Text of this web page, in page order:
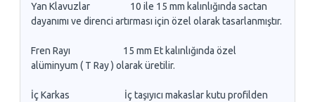
Yan Klavuzlar 10 ile 15 mm kalınlığında sactan
dayanımı ve direnci artırması için özel olarak tasarlanmıştır.
Fren Rayı 15 mm Et kalınlığında özel
alüminyum ( T Ray ) olarak üretilir.
İç Karkas İç taşıyıcı makaslar kutu profilden